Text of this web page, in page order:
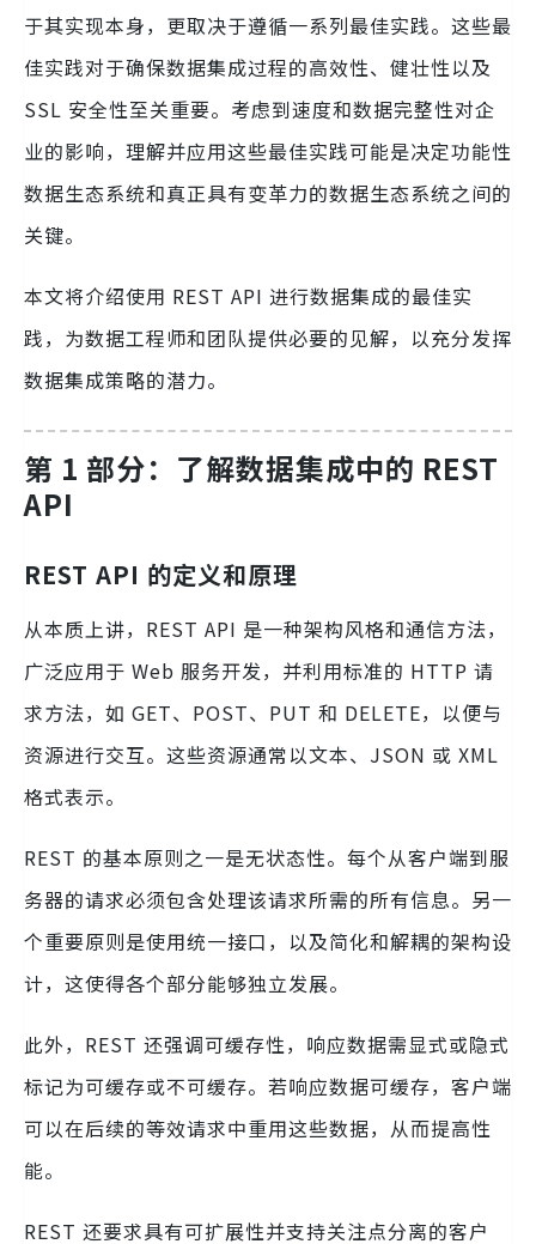
于其实现本身，更取决于遵循一系列最佳实践。这些最
佳实践对于确保数据集成过程的高效性、健壮性以及
SSL 安全性至关重要。考虑到速度和数据完整性对企
业的影响，理解并应用这些最佳实践可能是决定功能性
数据生态系统和真正具有变革力的数据生态系统之间的
关键。
本文将介绍使用 REST API 进行数据集成的最佳实
践，为数据工程师和团队提供必要的见解，以充分发挥
数据集成策略的潜力。
第 1 部分：了解数据集成中的 REST
API
REST API 的定义和原理
从本质上讲，REST API 是一种架构风格和通信方法，
广泛应用于 Web 服务开发，并利用标准的 HTTP 请
求方法，如 GET、POST、PUT 和 DELETE，以便与
资源进行交互。这些资源通常以文本、JSON 或 XML
格式表示。
REST 的基本原则之一是无状态性。每个从客户端到服
务器的请求必须包含处理该请求所需的所有信息。另一
个重要原则是使用统一接口，以及简化和解耦的架构设
计，这使得各个部分能够独立发展。
此外，REST 还强调可缓存性，响应数据需显式或隐式
标记为可缓存或不可缓存。若响应数据可缓存，客户端
可以在后续的等效请求中重用这些数据，从而提高性
能。
REST 还要求具有可扩展性并支持关注点分离的客户